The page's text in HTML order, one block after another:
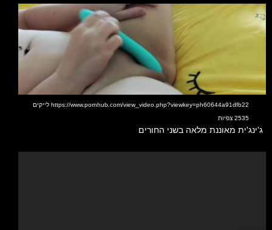
00:36
https://www.pornhub.com/view_video.php?viewkey=ph60644a91dfb22 לייקים
2535 צפיות
ג'ינג'ית מאוננת מלאה בשני החורים